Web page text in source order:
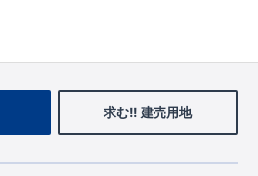
求む!! 建売用地